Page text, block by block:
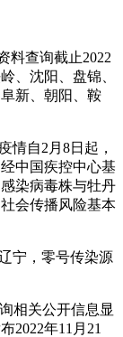
料查询截止2022
、沈阳、盘锦、
新、朝阳、鞍
情自2月8日起，
中国疾控中心基
染病毒株与牡丹
会传播风险基本
宁，零号传染源
相关公开信息显
2022年11月21